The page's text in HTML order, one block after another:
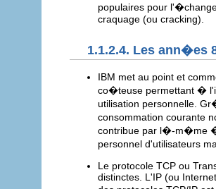
populaires pour
craquage (ou cracking).
1.1.2.4. Les ann�es
IBM met au point et
co�teuse permettant �
utilisation personnelle.
consommation courante
contribue par l�-m�me
personnel d'utilisateurs
Le protocole TCP ou
distinctes. L'IP (ou